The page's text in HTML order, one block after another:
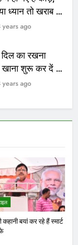
कहानी बयां कर रहे हैं स्मार्ट
ध्यान तो खराब हो
years ago
का रखना
खाना शुरू कर दें ये
years ago